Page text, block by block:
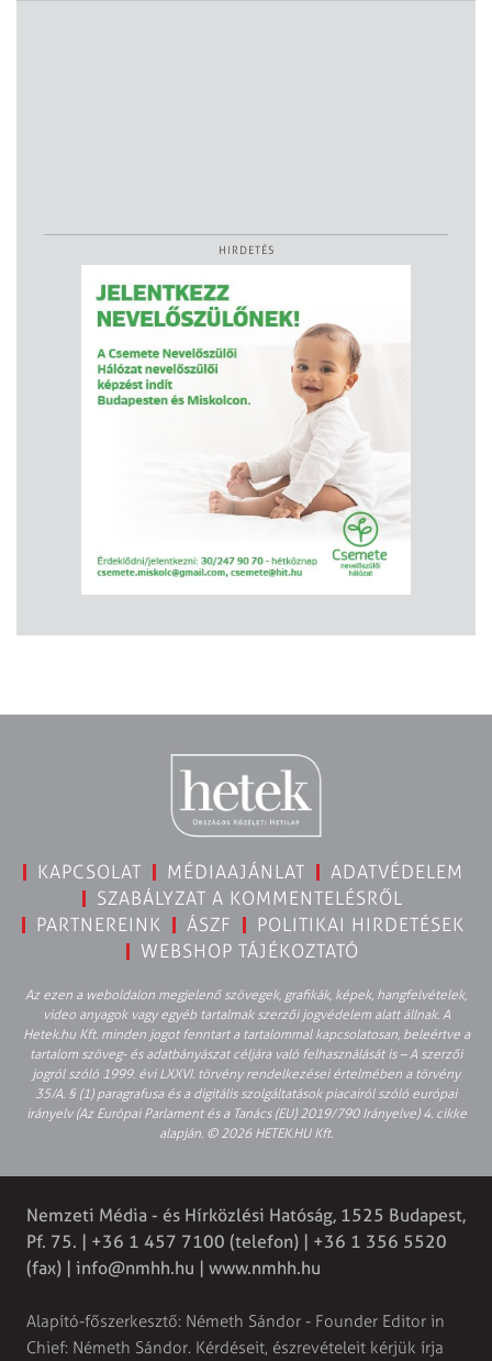
HIRDETÉS
KAPCSOLAT MÉDIAAJÁNLAT
ADATVÉDELEM
SZABÁLYZAT A KOMMENTELÉSRŐL
PARTNEREINK
ÁSZF
POLITIKAI HIRDETÉSEK
WEBSHOP TÁJÉKOZTATÓ
Az ezen a weboldalon megjelenő szövegek, grafikák, képek, hangfelvételek,
video anyagok vagy egyéb tartalmak szerzői jogvédelem alatt állnak. A
Hetek.hu Kft. minden jogot fenntart a tartalommal kapcsolatosan, beleértve a
tartalom szöveg- és adatbányászat céljára való felhasználását is – A szerzői
jogról szóló 1999. évi LXXVI. törvény rendelkezései értelmében a törvény
35/A. § (1) paragrafusa és a digitális szolgáltatások piacairól szóló európai
irányelv (Az Európai Parlament és a Tanács (EU) 2019/790 Irányelve) 4. cikke
alapján. © 2026 HETEK.HU Kft.
Nemzeti Média - és Hírközlési Hatóság, 1525 Budapest,
Pf. 75. | +36 1 457 7100 (telefon) | +36 1 356 5520
(fax) | info@nmhh.hu | www.nmhh.hu
Alapító-főszerkesztő: Németh Sándor - Founder Editor in
Chief: Németh Sándor. Kérdéseit, észrevételeit kérjük írja